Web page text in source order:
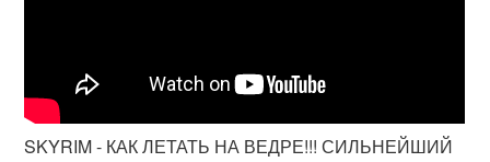
SKYRIM - КАК ЛЕТАТЬ НА ВЕДРЕ!!! СИЛЬНЕЙШИЙ